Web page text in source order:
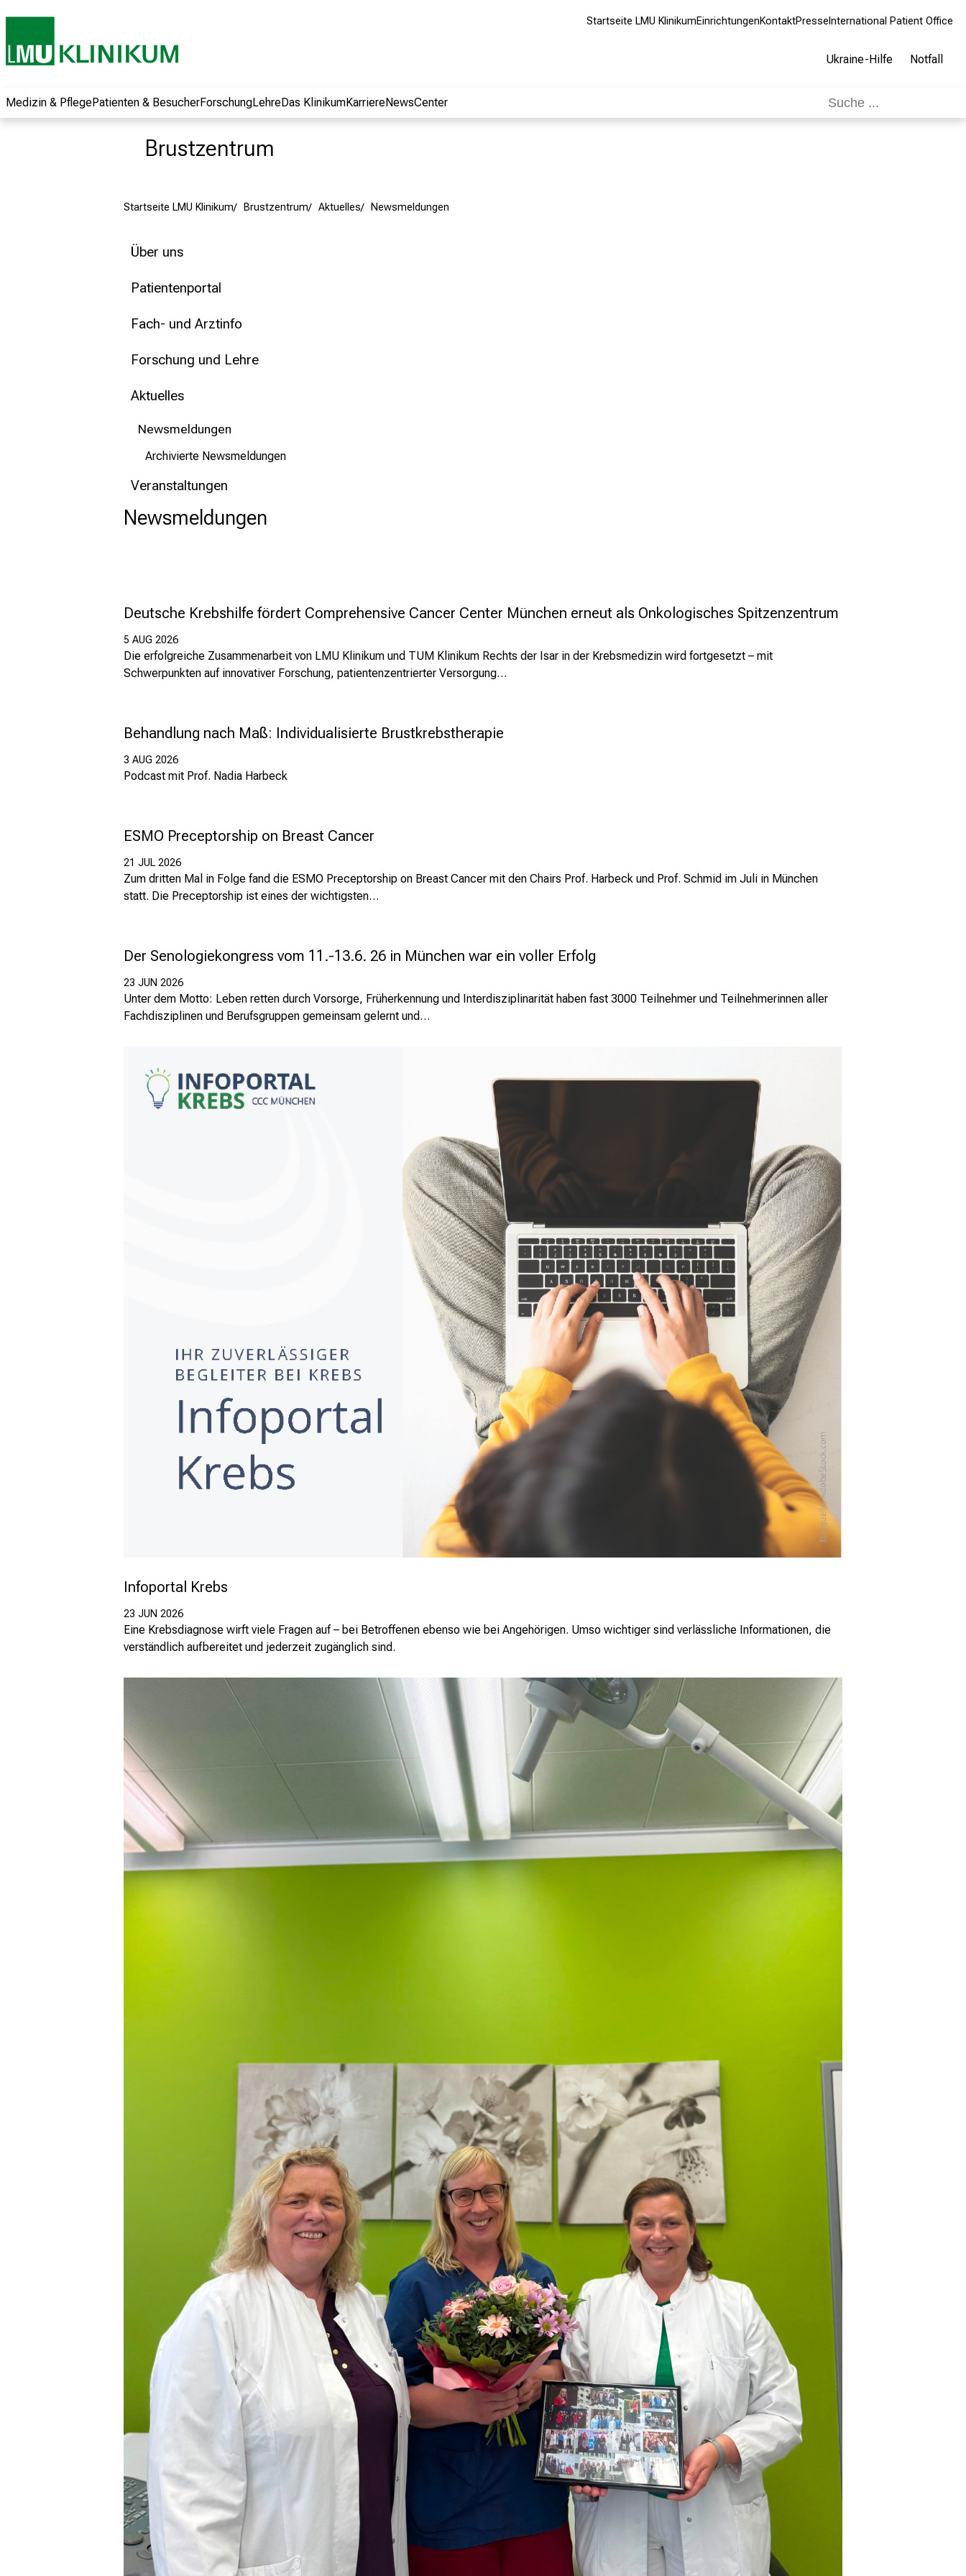
Startseite LMU KlinikumEinrichtungenKontaktPresse International Patient Office
Ukraine-Hilfe Notfall
Medizin & PflegePatienten & BesucherForschungLehreDas KlinikumKarriereNewsCenter
Brustzentrum
Startseite LMU Klinikum Brustzentrum Aktuelles Newsmeldungen
Über uns
Patientenportal
Fach- und Arztinfo
Forschung und Lehre
Aktuelles
Newsmeldungen
Archivierte Newsmeldungen
Veranstaltungen
Newsmeldungen
Deutsche Krebshilfe fördert Comprehensive Cancer Center München erneut als Onkologisches Spitzenzentrum
5 AUG 2026
Die erfolgreiche Zusammenarbeit von LMU Klinikum und TUM Klinikum Rechts der Isar in der Krebsmedizin wird fortgesetzt – mit
Schwerpunkten auf innovativer Forschung, patientenzentrierter Versorgung…
Behandlung nach Maß: Individualisierte Brustkrebstherapie
3 AUG 2026
Podcast mit Prof. Nadia Harbeck
ESMO Preceptorship on Breast Cancer
21 JUL 2026
Zum dritten Mal in Folge fand die ESMO Preceptorship on Breast Cancer mit den Chairs Prof. Harbeck und Prof. Schmid im Juli in München
statt. Die Preceptorship ist eines der wichtigsten…
Der Senologiekongress vom 11.-13.6. 26 in München war ein voller Erfolg
23 JUN 2026
Unter dem Motto: Leben retten durch Vorsorge, Früherkennung und Interdisziplinarität haben fast 3000 Teilnehmer und Teilnehmerinnen aller
Fachdisziplinen und Berufsgruppen gemeinsam gelernt und…
Infoportal Krebs
23 JUN 2026
Eine Krebsdiagnose wirft viele Fragen auf – bei Betroffenen ebenso wie bei Angehörigen. Umso wichtiger sind verlässliche Informationen, die
verständlich aufbereitet und jederzeit zugänglich sind.
Informationen zu
Jobs, Ausbildungen
Weiterbildungen.
Kommen Sie
begeistern – ganz
ohne Anmeldung.
mehr Informationen